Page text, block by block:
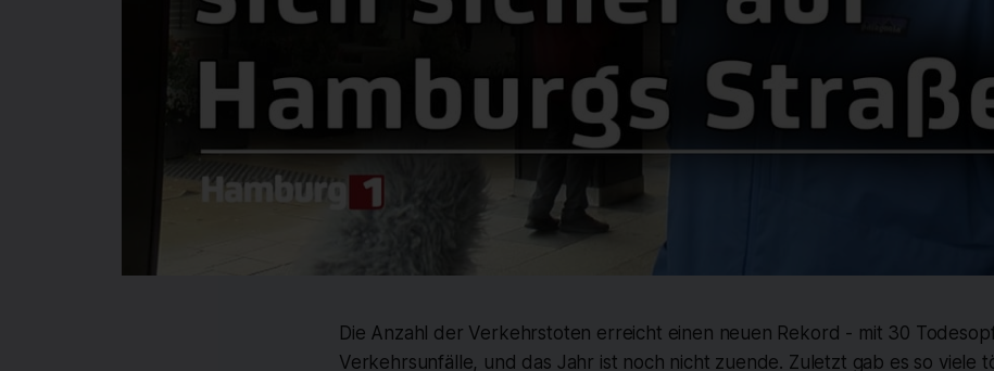
Die Anzahl der Verkehrstoten erreicht einen neuen Rekord - mit 30
Verkehrsunfälle, und das Jahr ist noch nicht zuende. Zuletzt gab es so viele